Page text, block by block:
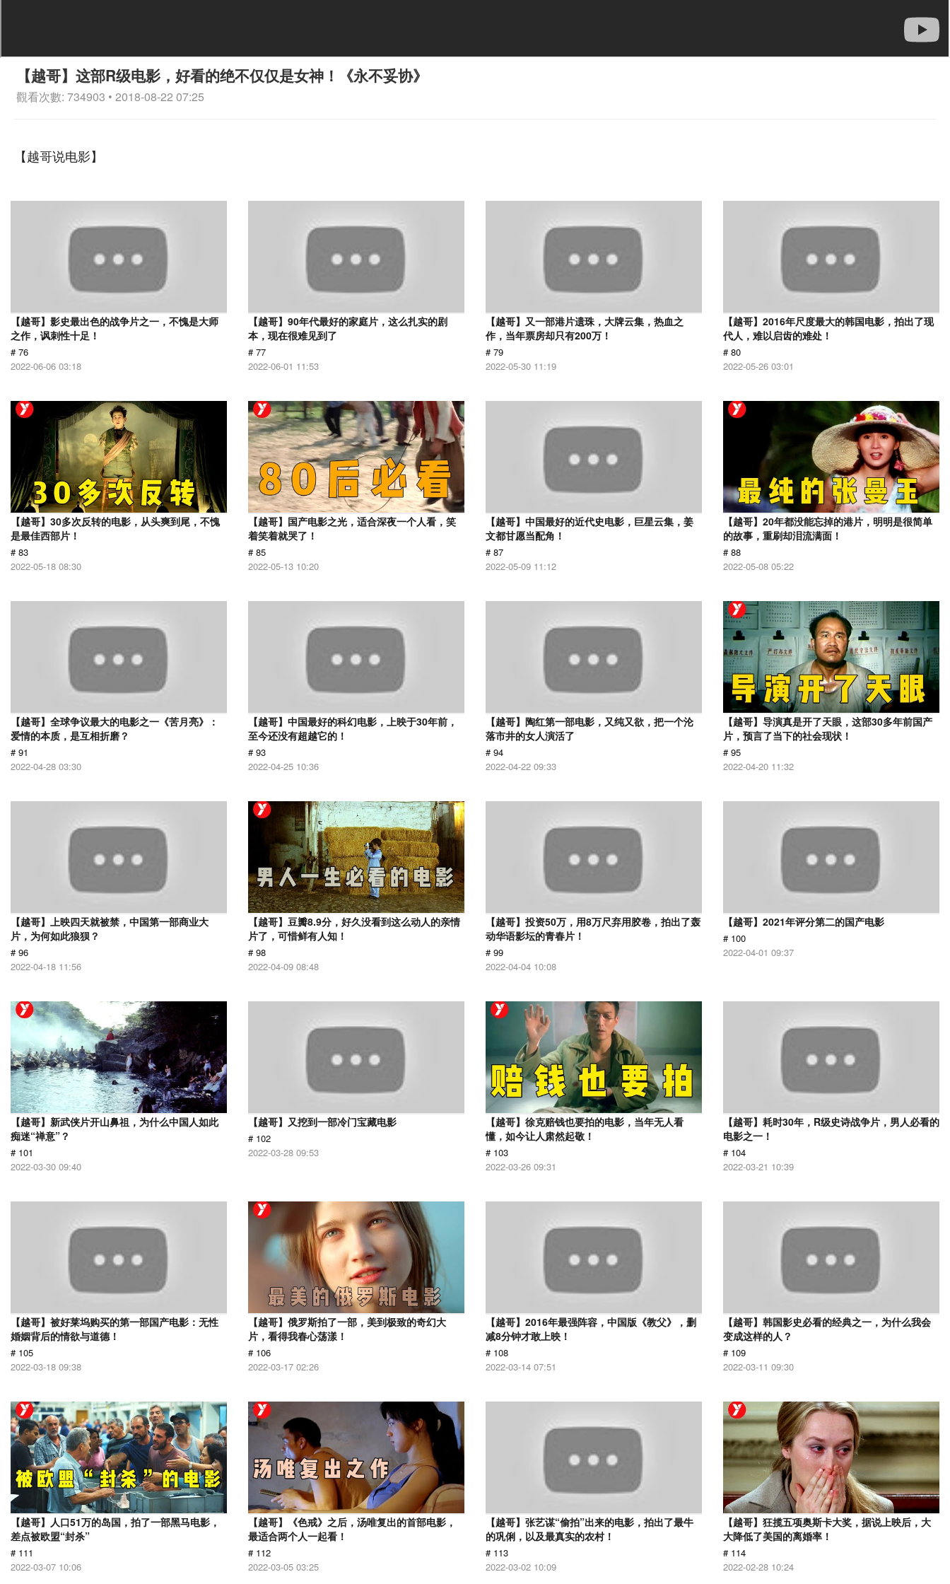
【越哥】这部R级电影，好看的绝不仅仅是女神！《永不妥协》
觀看次數: 734903 • 2018-08-22 07:25
【越哥说电影】
【越哥】影史最出色的战争片之一，不愧是大师
之作，讽刺性十足！
# 76
2022-06-06 03:18
【越哥】90年代最好的家庭片，这么扎实的剧
本，现在很难见到了
# 77
2022-06-01 11:53
【越哥】又一部港片遗珠，大牌云集，热血之
作，当年票房却只有200万！
# 79
2022-05-30 11:19
【越哥】2016年尺度最大的韩国电影，拍出了现
代人，难以启齿的难处！
# 80
2022-05-26 03:01
【越哥】30多次反转的电影，从头爽到尾，不愧
是最佳西部片！
# 83
2022-05-18 08:30
【越哥】国产电影之光，适合深夜一个人看，笑
着笑着就哭了！
# 85
2022-05-13 10:20
【越哥】中国最好的近代史电影，巨星云集，姜
文都甘愿当配角！
# 87
2022-05-09 11:12
【越哥】20年都没能忘掉的港片，明明是很简单
的故事，重刷却泪流满面！
# 88
2022-05-08 05:22
【越哥】全球争议最大的电影之一《苦月亮》：
爱情的本质，是互相折磨？
# 91
2022-04-28 03:30
【越哥】中国最好的科幻电影，上映于30年前，
至今还没有超越它的！
# 93
2022-04-25 10:36
【越哥】陶红第一部电影，又纯又欲，把一个沦
落市井的女人演活了
# 94
2022-04-22 09:33
【越哥】导演真是开了天眼，这部30多年前国产
片，预言了当下的社会现状！
# 95
2022-04-20 11:32
【越哥】上映四天就被禁，中国第一部商业大
片，为何如此狼狈？
# 96
2022-04-18 11:56
【越哥】豆瓣8.9分，好久没看到这么动人的亲情
片了，可惜鲜有人知！
# 98
2022-04-09 08:48
【越哥】投资50万，用8万尺弃用胶卷，拍出了轰
动华语影坛的青春片！
# 99
2022-04-04 10:08
【越哥】2021年评分第二的国产电影
# 100
2022-04-01 09:37
【越哥】新武侠片开山鼻祖，为什么中国人如此
痴迷“禅意”？
# 101
2022-03-30 09:40
【越哥】又挖到一部冷门宝藏电影
# 102
2022-03-28 09:53
【越哥】徐克赔钱也要拍的电影，当年无人看
懂，如今让人肃然起敬！
# 103
2022-03-26 09:31
【越哥】耗时30年，R级史诗战争片，男人必看的
电影之一！
# 104
2022-03-21 10:39
【越哥】被好莱坞购买的第一部国产电影：无性
婚姻背后的情欲与道德！
# 105
2022-03-18 09:38
【越哥】俄罗斯拍了一部，美到极致的奇幻大
片，看得我春心荡漾！
# 106
2022-03-17 02:26
【越哥】2016年最强阵容，中国版《教父》，删
减8分钟才敢上映！
# 108
2022-03-14 07:51
【越哥】韩国影史必看的经典之一，为什么我会
变成这样的人？
# 109
2022-03-11 09:30
【越哥】人口51万的岛国，拍了一部黑马电影，
差点被欧盟“封杀”
# 111
2022-03-07 10:06
【越哥】《色戒》之后，汤唯复出的首部电影，
最适合两个人一起看！
# 112
2022-03-05 03:25
【越哥】张艺谋“偷拍”出来的电影，拍出了最牛
的巩俐，以及最真实的农村！
# 113
2022-03-02 10:09
【越哥】狂揽五项奥斯卡大奖，据说上映后，大
大降低了美国的离婚率！
# 114
2022-02-28 10:24